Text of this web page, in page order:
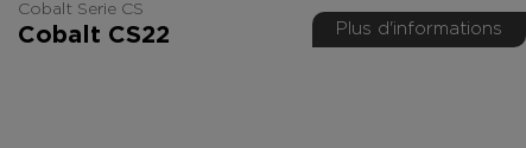
Cobalt Serie CS
Cobalt CS22 Plus d'informations